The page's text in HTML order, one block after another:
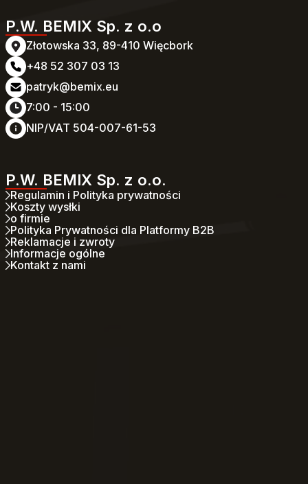
P.W. BEMIX Sp. z o.o
Złotowska 33, 89-410 Więcbork
+48 52 307 03 13
patryk@bemix.eu
7:00 - 15:00
NIP/VAT 504-007-61-53
P.W. BEMIX Sp. z o.o.
Regulamin i Polityka prywatności
Koszty wysłki
o firmie
Polityka Prywatności dla Platformy B2B
Reklamacje i zwroty
Informacje ogólne
Kontakt z nami